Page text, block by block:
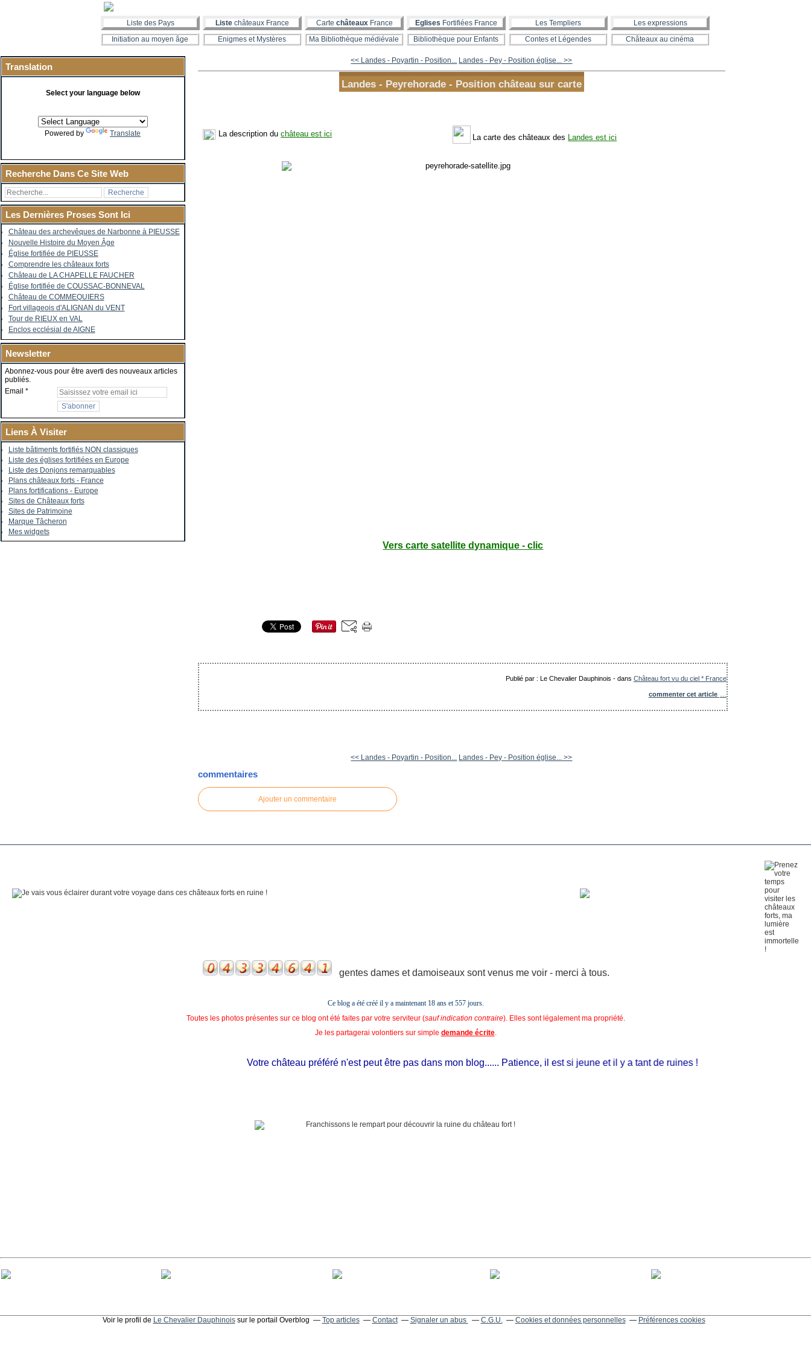
Liste des Pays Liste châteaux France Carte châteauxFrance Eglises Fortifiées France Les Templiers
Les expressions
Initiation au moyen âge
Enigmes et Mystères Ma Bibliothèque médiévale Bibliothèque pour Enfants Contes et Légendes Châteaux au cinéma
Translation
Select your language below
Powered by Translate
Recherche Dans Ce Site Web
Les Dernières Proses Sont Ici
Château des archevêques de Narbonne à PIEUSSE
Nouvelle Histoire du Moyen Âge
Église fortifiée de PIEUSSE
Comprendre les châteaux forts
Château de LA CHAPELLE FAUCHER
Église fortifiée de COUSSAC-BONNEVAL
Château de COMMEQUIERS
Fort villageois d'ALIGNAN du VENT
Tour de RIEUX en VAL
Enclos ecclésial de AIGNE
Newsletter
Abonnez-vous pour être averti des nouveaux articles
publiés.
Email
Liens À Visiter
Liste bâtiments fortifiés NON classiques
Liste des églises fortifiées en Europe
Liste des Donjons remarquables
Plans châteaux forts - France
Plans fortifications - Europe
Sites de Châteaux forts
Sites de Patrimoine
Marque Tâcheron
Mes widgets
<< Landes - Poyartin - Position... Landes - Pey - Position église... >>
Landes - Peyrehorade - Position château sur carte
La description duchâteau est ici La carte des châteaux des Landes est ici
Vers carte satellite dynamique - clic
Publié par : Le Chevalier Dauphinois -dans Château fort vu du ciel * France
commenter cet article
<< Landes - Poyartin - Position... Landes - Pey - Position église... >>
commentaires
Ajouter un commentaire
gentes dames et damoiseaux sont venus me voir - merci à tous.
Ce blog a été créé il y a maintenant 18 ans et 557 jours.
Toutes les photos présentes sur ce blog ont été faites par votre serviteur (sauf indication contraire). Elles sont légalement ma propriété.
Je les partagerai volontiers sur simple demande écrite.
Votre château préféré n'est peut être pas dans mon blog...... Patience, il est si jeune et il y a tant de ruines !
Voir le profil de Le Chevalier Dauphinoissur le portail Overblog Top articles Contact Signaler un abus C.G.U. Cookies et données personnelles Préférences cookies